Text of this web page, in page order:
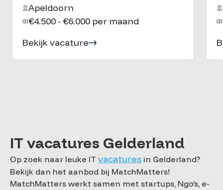
Apeldoorn
€4.500 - €6.000 per maand
Bekijk vacature
IT vacatures Gelderland
Op zoek naar leuke IT vacatures in Gelderland?
Bekijk dan het aanbod bij MatchMatters!
MatchMatters werkt samen met startups, Ngo’s, e-